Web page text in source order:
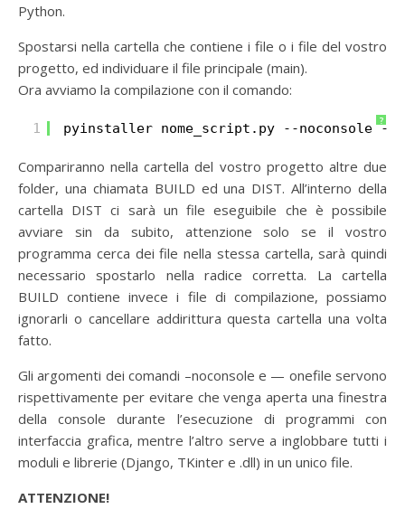
Python.
Spostarsi nella cartella che contiene i file o i file del vostro
progetto, ed individuare il file principale (main).
Ora avviamo la compilazione con il comando:
?
1 pyinstaller nome_script.py --noconsole --
Compariranno nella cartella del vostro progetto altre due
folder, una chiamata BUILD ed una DIST. All’interno della
cartella DIST ci sarà un file eseguibile che è possibile
avviare sin da subito, attenzione solo se il vostro
programma cerca dei file nella stessa cartella, sarà quindi
necessario spostarlo nella radice corretta. La cartella
BUILD contiene invece i file di compilazione, possiamo
ignorarli o cancellare addirittura questa cartella una volta
fatto.
Gli argomenti dei comandi –noconsole e — onefile servono
rispettivamente per evitare che venga aperta una finestra
della console durante l’esecuzione di programmi con
interfaccia grafica, mentre l’altro serve a inglobbare tutti i
moduli e librerie (Django, TKinter e .dll) in un unico file.
ATTENZIONE!